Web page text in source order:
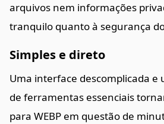
arquivos nem informações
tranquilo quanto à segurança
Simples e direto
Uma interface descomplicada e
de ferramentas essenciais
para WEBP em questão de